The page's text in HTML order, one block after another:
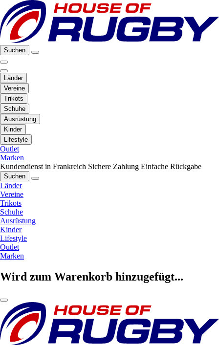
Suchen
Länder
Vereine
Trikots
Schuhe
Ausrüstung
Kinder
Lifestyle
Outlet
Marken
Kundendienst in Frankreich Sichere Zahlung Einfache Rückgabe
Suchen
Länder
Vereine
Trikots
Schuhe
Ausrüstung
Kinder
Lifestyle
Outlet
Marken
Wird zum Warenkorb hinzugefügt...